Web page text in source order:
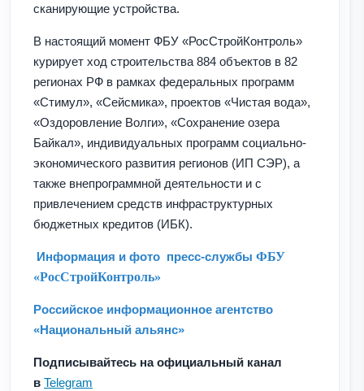
сканирующие устройства.
В настоящий момент ФБУ «РосСтройКонтроль»
курирует ход строительства 884 объектов в 82
регионах РФ в рамках федеральных программ
«Стимул», «Сейсмика», проектов «Чистая вода»,
«Оздоровление Волги», «Сохранение озера
Байкал», индивидуальных программ социально-
экономического развития регионов (ИП СЭР), а
также внепрограммной деятельности и с
привлечением средств инфраструктурных
бюджетных кредитов (ИБК).
Информация и фото пресс-службы ФБУ
«РосСтройКонтроль»
Российское информационное агентство
«Национальный альянс»
Подписывайтесь на официальный канал
в Telegram